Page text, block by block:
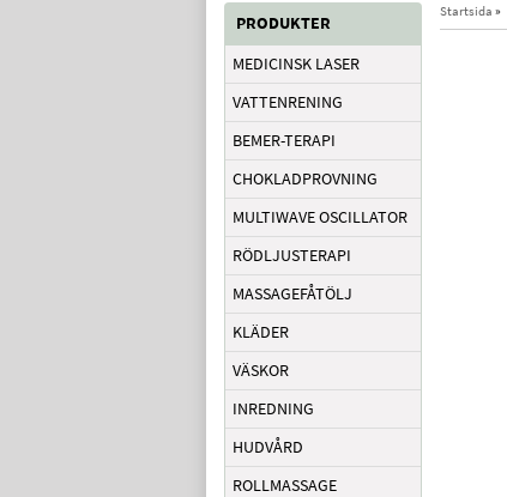
PRODUKTER
MEDICINSK LASER
VATTENRENING
BEMER-TERAPI
CHOKLADPROVNING
MULTIWAVE OSCILLATOR
RÖDLJUSTERAPI
MASSAGEFÅTÖLJ
KLÄDER
VÄSKOR
INREDNING
HUDVÅRD
ROLLMASSAGE
Startsida »